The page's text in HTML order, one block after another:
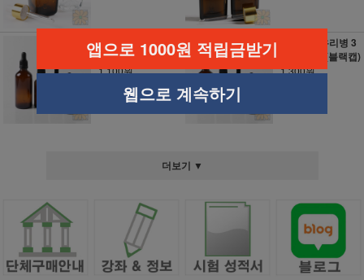
스포이드유리병 1
0ml - 엠버(블랙캡)
1,100원
10원 적립
스포이드유리병 3
0ml - 엠버(블랙캡)
1,300원
더보기 ▼
앱으로 1000원 적립금받기
웹으로 계속하기